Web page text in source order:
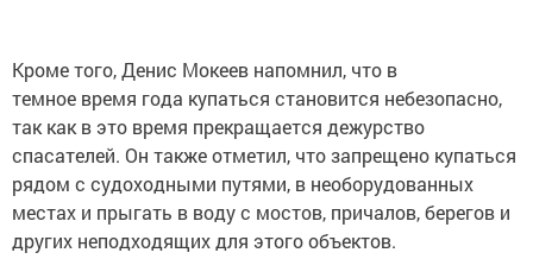
Кроме того, Денис Мокеев напомнил, что в
темное время года купаться становится небезопасно,
так как в это время прекращается дежурство
спасателей. Он также отметил, что запрещено купаться
рядом с судоходными путями, в необорудованных
местах и прыгать в воду с мостов, причалов, берегов и
других неподходящих для этого объектов.